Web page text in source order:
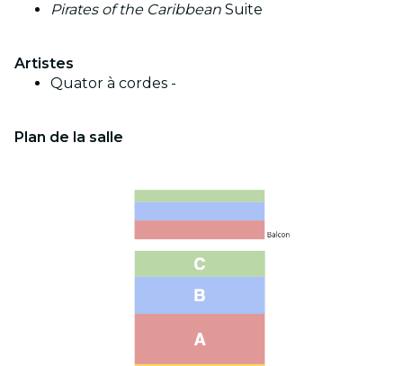
Pirates of the Caribbean Suite
Artistes
Quator à cordes -
Plan de la salle